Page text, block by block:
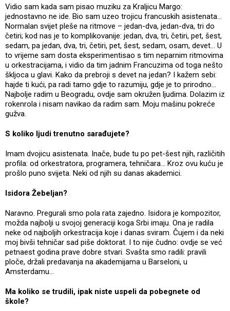
Vidio sam kada sam pisao muziku za Kraljicu Margo:
jednostavno ne ide. Bio sam uzeo trojicu francuskih asistenata...
Normalan svijet pleše na ritmove – jedan-dva, jedan-dva, tri do
četiri; kod nas je to komplikovanije: jedan, dva, tri, četiri, pet, šest,
sedam, pa jedan, dva, tri, četiri, pet, šest, sedam, osam, devet... U
to vrijeme sam dosta eksperimentisao s tim neparnim ritmovima
u orkestracijama, i vidio da tim jadnim Francuzima od toga nešto
škljoca u glavi. Kako da prebroji s devet na jedan? I kažem sebi:
hajde ti kući, pa radi tamo gdje to razumiju, gdje je to prirodno...
Najbolje radim u Beogradu, ovdje sam okružen ljudima. Dolazim iz
rokenrola i nisam navikao da radim sam. Moju mašinu pokreće
gužva.
S koliko ljudi trenutno sarađujete?
Imam dvojicu asistenata. Inače, bude tu po pet-šest njih, različitih
profila: od orkestratora, programera, tehničara... Kroz ovu kuću je
prošlo puno svijeta. Neki od njih su danas akademici.
Isidora Žebeljan?
Naravno. Pregurali smo pola rata zajedno. Isidora je kompozitor,
možda najbolji u svojoj generaciji koga Srbi imaju. Ona je radila
neke od najboljih orkestracija koje i danas sviram. Čujem i da neki
moj bivši tehničar sad piše doktorat. I to nije čudno: ovdje se već
petnaest godina prave dobre stvari. Svašta smo radili: pravili
ploče, držali predavanja na akademijama u Barseloni, u
Amsterdamu...
Ma koliko se trudili, ipak niste uspeli da pobegnete od
škole?